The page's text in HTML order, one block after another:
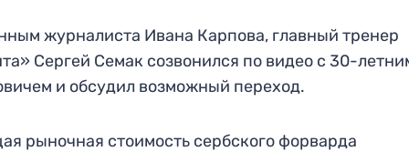
журналиста Ивана Карпова, главный тренер
Сергей Семак созвонился по видео с 30-
и обсудил возможный переход.
рыночная стоимость сербского форварда